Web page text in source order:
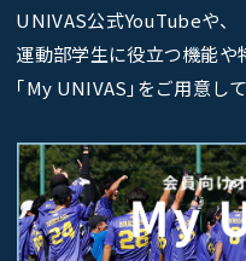
UNIVAS公式YouTubeや、
運動部学生に役立つ機能や
｢My UNIVAS｣をご用意して